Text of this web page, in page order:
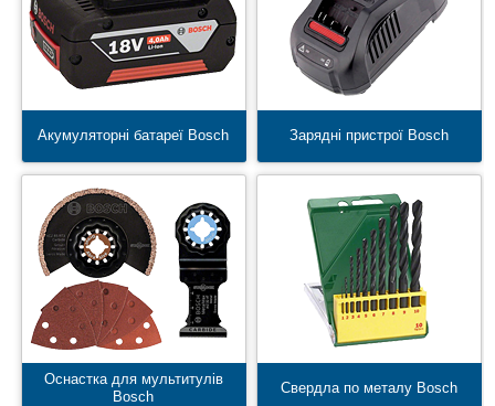
Акумуляторні батареї Bosch Зарядні пристрої Bosch
Оснастка для мультитулів
Bosch
Свердла по металу Bosch